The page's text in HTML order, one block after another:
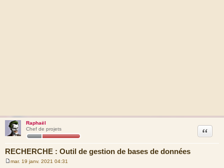
Raphaël
Chef de projets
RECHERCHE : Outil de gestion de bases de données
Citation
mar. 19 janv. 2021 04:31